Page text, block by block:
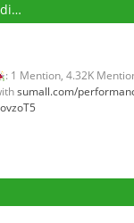
: 1 Mention, 4.32K
sumall.com/